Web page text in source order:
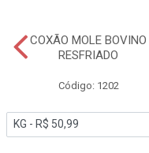
COXÃO MOLE BOVINO
RESFRIADO
Código: 1202